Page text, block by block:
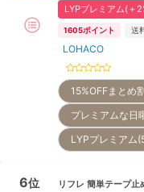
LYPプレミアム(＋
1605ポイント 送
LOHACO
15%OFFまとめ割
プレミアムな
LYPプレミア
6位 リフレ 簡単テープ止